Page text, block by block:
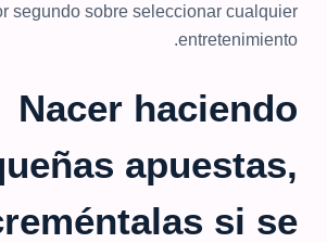
segundo sobre seleccionar cualquier
entretenimiento.
Nacer haciendo
apuestas,
si se